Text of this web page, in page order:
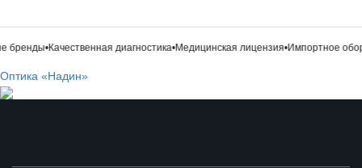
•Качественная диагностика•Медицинская лицензия•Импортное
Оптика «Надин»